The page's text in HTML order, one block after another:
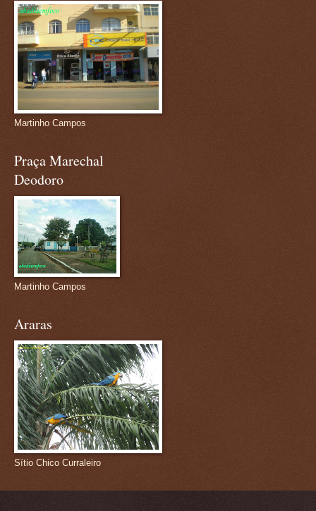
Martinho Campos
Praça Marechal
Deodoro
Martinho Campos
Araras
Sítio Chico Curraleiro